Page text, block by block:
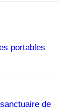
portables
de